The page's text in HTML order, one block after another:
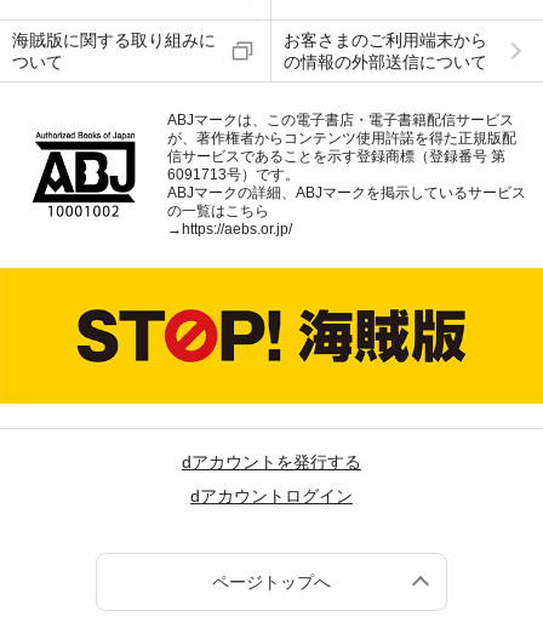
海賊版に関する取り組みに
ついて
お客さまのご利用端末から
の情報の外部送信について
ABJマークは、この電子書店・電子書籍配信サービス
が、著作権者からコンテンツ使用許諾を得た正規版配
信サービスであることを示す登録商標（登録番号 第
6091713号）です。
ABJマークの詳細、ABJマークを掲示しているサービス
の一覧はこちら
→https://aebs.or.jp/
dアカウントを発行する
dアカウントログイン
ページトップへ